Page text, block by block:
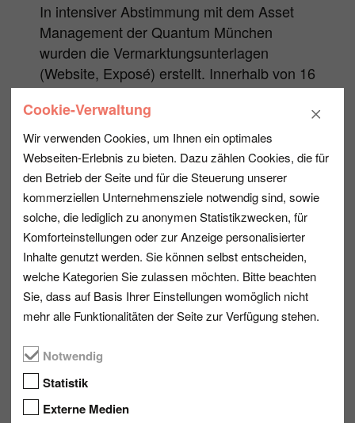
In intensiver Abstimmung mit dem Asset
Management der Quantum München
wurden die Vermarktungsunterlagen
(Website, Exposé) erstellt. Innerhalb von 16
Monaten wurde der Leerstand von rund
15% in die Vollvermietung überführt. Ziel
war es, einen Standort für kleine und
mittelständische Kunden aus diversen
Branchen wie IT, Handel, Handwerk und
Finanzen zu schaffen.
Die Vermittlung der
Kundeninteressen und -
vorstellungen mit
unseren
Investmentzielen wurde
zuverlässig und erfahren
Cookie-Verwaltung
Wir verwenden Cookies, um Ihnen ein optimales
Webseiten-Erlebnis zu bieten. Dazu zählen Cookies, die für
den Betrieb der Seite und für die Steuerung unserer
kommerziellen Unternehmensziele notwendig sind, sowie
solche, die lediglich zu anonymen Statistikzwecken, für
Komforteinstellungen oder zur Anzeige personalisierter
Inhalte genutzt werden. Sie können selbst entscheiden,
welche Kategorien Sie zulassen möchten. Bitte beachten
Sie, dass auf Basis Ihrer Einstellungen womöglich nicht
mehr alle Funktionalitäten der Seite zur Verfügung stehen.
Notwendig
Statistik
Externe Medien